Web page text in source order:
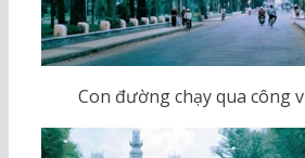
Con đường chạy qua công